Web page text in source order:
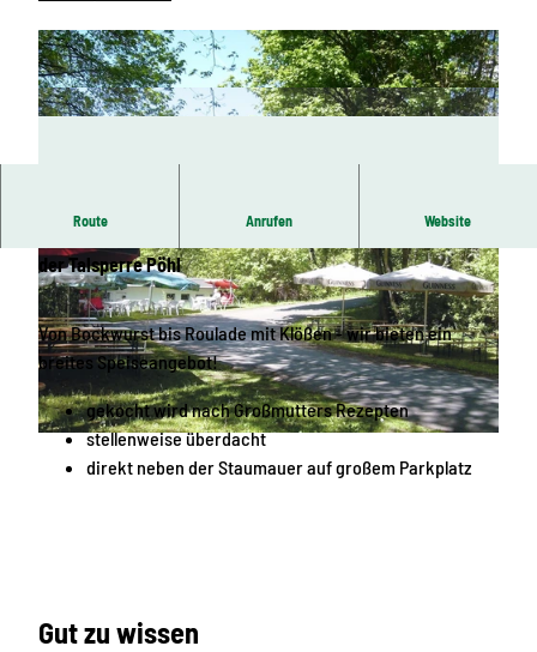
© Zweckverband Talsperre Pöhl | KI-optimiert
Route Anrufen Website
derTalsperre Pöhl
Von Bockwurst bis Roulade mit Klößen - wir bieten ein
breites Speiseangebot!
gekocht wird nach Großmutters Rezepten
stellenweise überdacht
direkt neben der Staumauer auf großem Parkplatz
Gut zu wissen